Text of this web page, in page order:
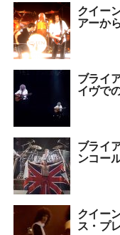
クイー
アーか
ブライ
イヴで
ブライ
ンコー
クイー
ス・プ